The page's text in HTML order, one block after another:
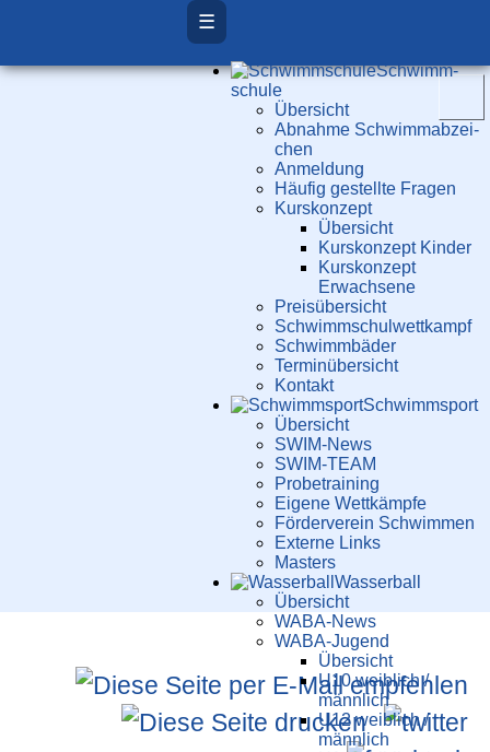
☰
Schwimm­
schule
Übersicht
Ab­nah­me Schwimm­ab­zei­
chen
Anmeldung
Häufig gestellte Fragen
Kurs­konzept
Übersicht
Kurskonzept Kinder
Kurskonzept
Erwachsene
Preis­über­sicht
Schwimm­schul­wett­kampf
Schwimm­bäder
Terminübersicht
Kontakt
Schwimm­sport
Übersicht
SWIM-News
SWIM-TEAM
Probe­training
Eigene Wettkämpfe
Förderverein Schwimmen
Externe Links
Masters
Wasser­ball
Übersicht
WABA-News
WABA-Jugend
Übersicht
U10 weiblich /
männlich
U12 weiblich /
männlich